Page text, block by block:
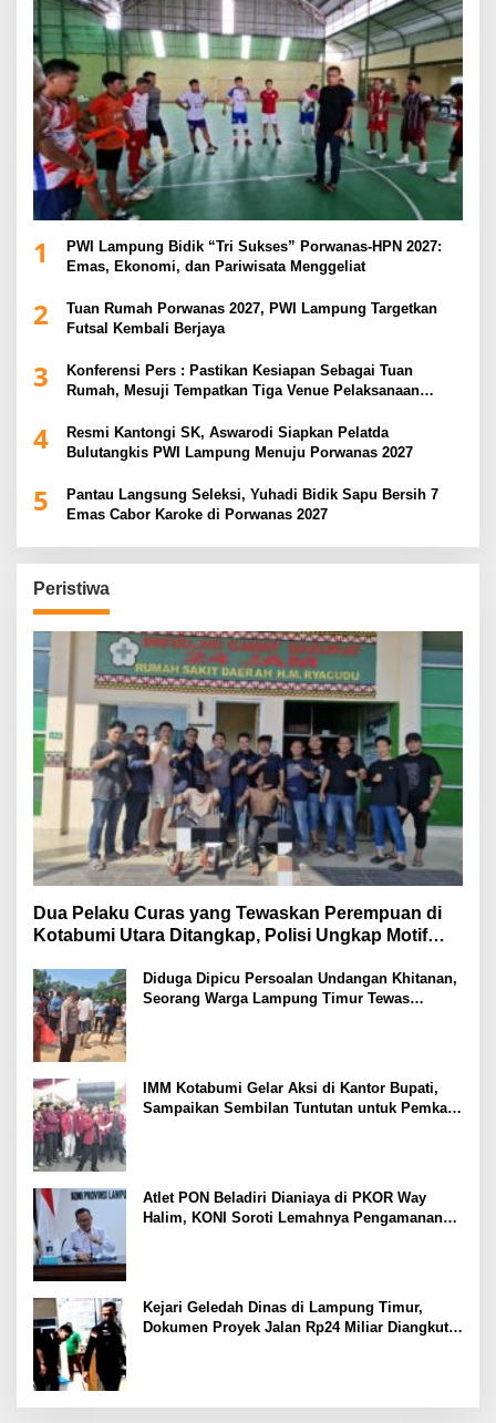
1
PWI Lampung Bidik “Tri Sukses” Porwanas-HPN 2027:
Emas, Ekonomi, dan Pariwisata Menggeliat
2
Tuan Rumah Porwanas 2027, PWI Lampung Targetkan
Futsal Kembali Berjaya
3
Konferensi Pers : Pastikan Kesiapan Sebagai Tuan
Rumah, Mesuji Tempatkan Tiga Venue Pelaksanaan
4
Resmi Kantongi SK, Aswarodi Siapkan Pelatda
Bulutangkis PWI Lampung Menuju Porwanas 2027
5
Pantau Langsung Seleksi, Yuhadi Bidik Sapu Bersih 7
Emas Cabor Karoke di Porwanas 2027
Peristiwa
Dua Pelaku Curas yang Tewaskan Perempuan di
Kotabumi Utara Ditangkap, Polisi Ungkap Motif
Diduga Dipicu Persoalan Undangan Khitanan,
Seorang Warga Lampung Timur Tewas
IMM Kotabumi Gelar Aksi di Kantor Bupati,
Sampaikan Sembilan Tuntutan untuk Pemkab
Atlet PON Beladiri Dianiaya di PKOR Way
Halim, KONI Soroti Lemahnya Pengamanan
Kejari Geledah Dinas di Lampung Timur,
Dokumen Proyek Jalan Rp24 Miliar Diangkut